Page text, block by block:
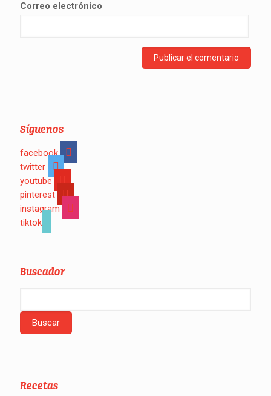
Correo electrónico
Síguenos
facebook
twitter
youtube
pinterest
instagram
tiktok
Buscador
Recetas